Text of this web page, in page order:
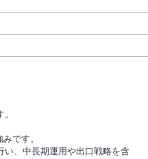
です。
、中長期運用や出口戦略を含